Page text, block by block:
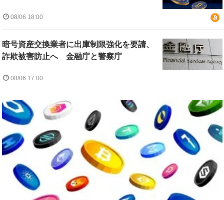
08/06 18:00
暗号資産交換業者に出庫制限強化を要請、
詐欺被害防止へ 金融庁と警察庁
08/06 17:00